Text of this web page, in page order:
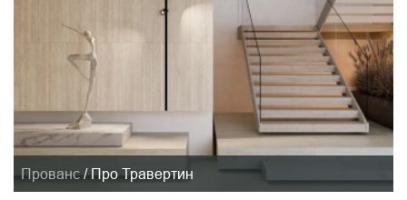
Прованс / Про Травертин